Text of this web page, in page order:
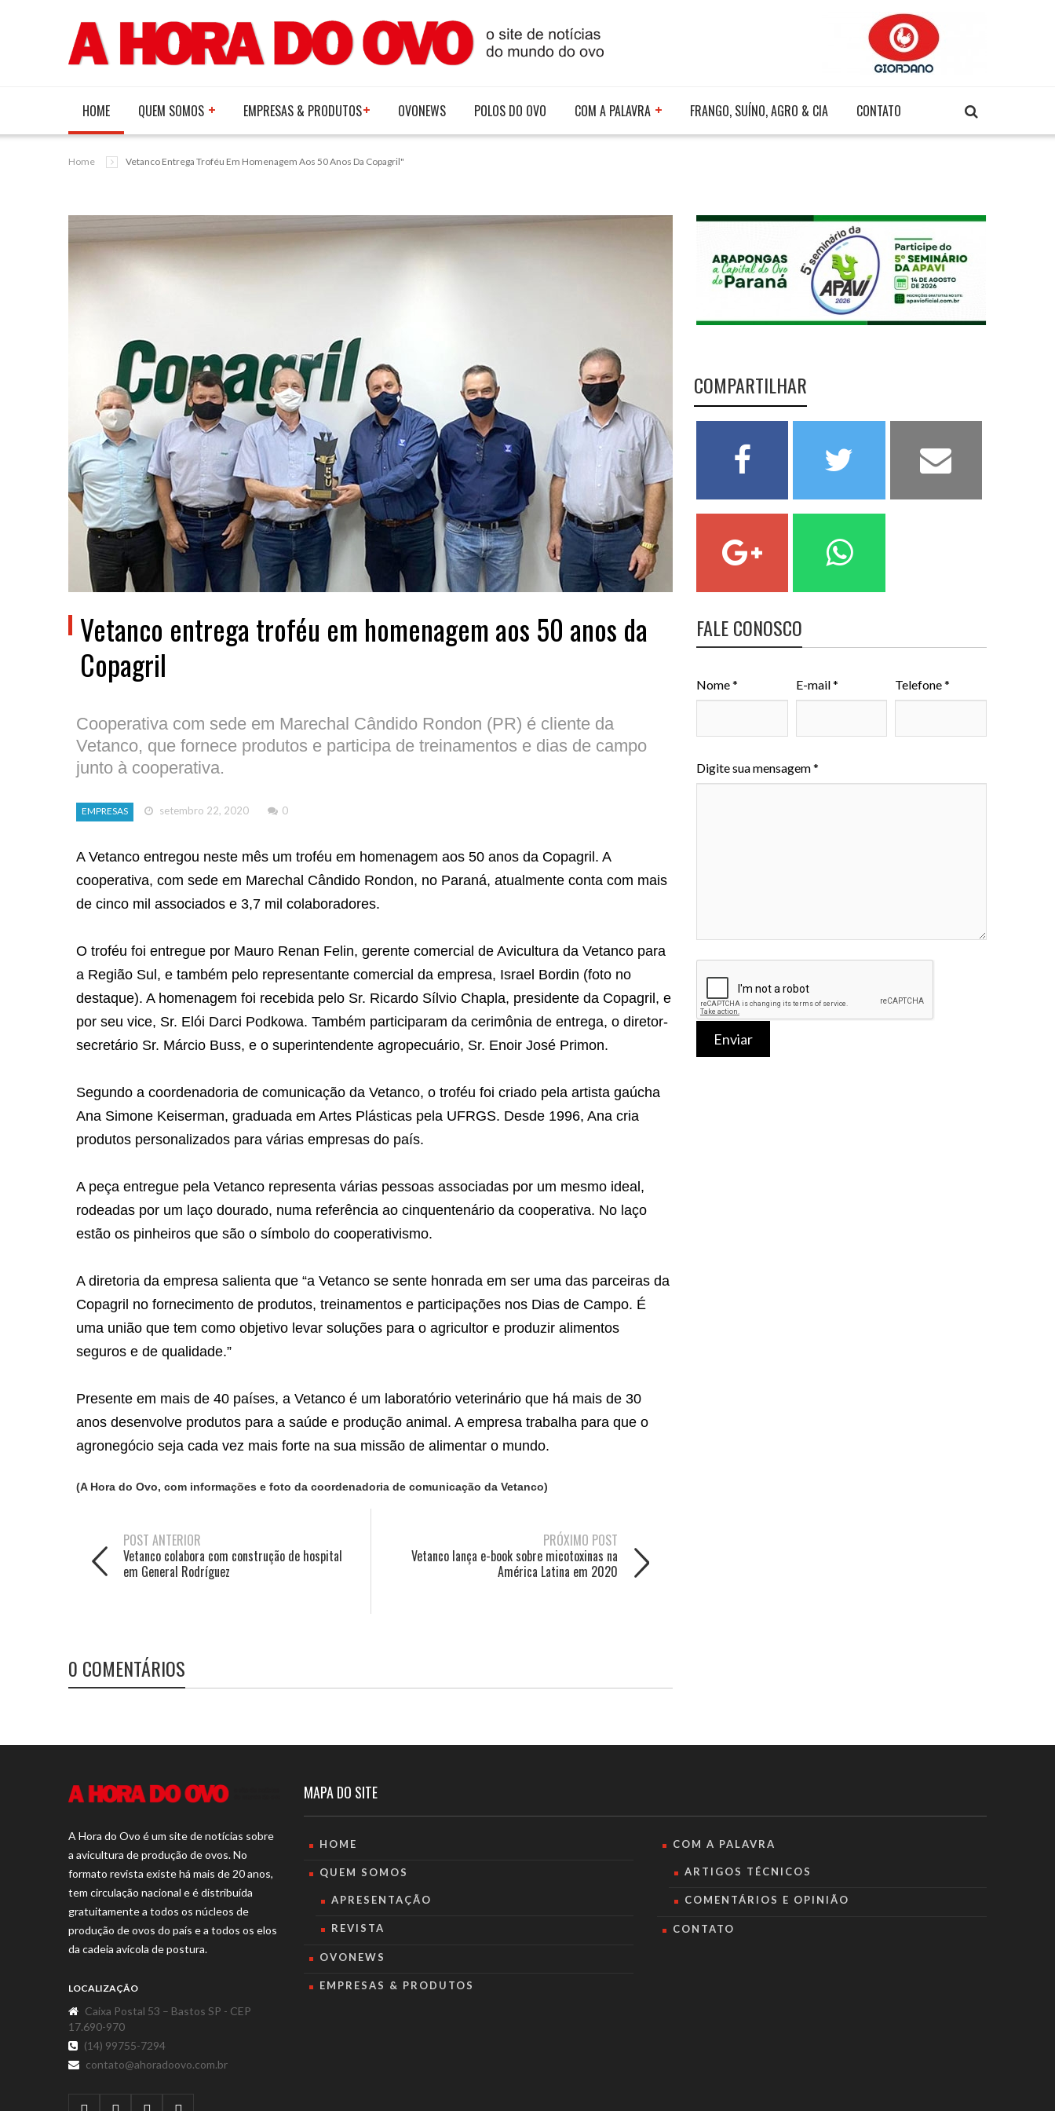
HOME QUEM SOMOS EMPRESAS & PRODUTOS OVONEWS POLOS DO OVO COM A PALAVRA FRANGO, SUÍNO, AGRO & CIA CONTATO
Home Vetanco Entrega Troféu Em Homenagem Aos 50 Anos Da Copagril"
Vetanco entrega troféu em homenagem aos 50 anos da
Copagril
Cooperativa com sede em Marechal Cândido Rondon (PR) é cliente da
Vetanco, que fornece produtos e participa de treinamentos e dias de campo
junto à cooperativa.
EMPRESAS setembro 22, 2020 0
A Vetanco entregou neste mês um troféu em homenagem aos 50 anos da Copagril. A
cooperativa, com sede em Marechal Cândido Rondon, no Paraná, atualmente conta com mais
de cinco mil associados e 3,7 mil colaboradores.
O troféu foi entregue por Mauro Renan Felin, gerente comercial de Avicultura da Vetanco para
a Região Sul, e também pelo representante comercial da empresa, Israel Bordin (foto no
destaque). A homenagem foi recebida pelo Sr. Ricardo Sílvio Chapla, presidente da Copagril, e
por seu vice, Sr. Elói Darci Podkowa. Também participaram da cerimônia de entrega, o diretor-
secretário Sr. Márcio Buss, e o superintendente agropecuário, Sr. Enoir José Primon.
Segundo a coordenadoria de comunicação da Vetanco, o troféu foi criado pela artista gaúcha
Ana Simone Keiserman, graduada em Artes Plásticas pela UFRGS. Desde 1996, Ana cria
produtos personalizados para várias empresas do país.
A peça entregue pela Vetanco representa várias pessoas associadas por um mesmo ideal,
rodeadas por um laço dourado, numa referência ao cinquentenário da cooperativa. No laço
estão os pinheiros que são o símbolo do cooperativismo.
A diretoria da empresa salienta que “a Vetanco se sente honrada em ser uma das parceiras da
Copagril no fornecimento de produtos, treinamentos e participações nos Dias de Campo. É
uma união que tem como objetivo levar soluções para o agricultor e produzir alimentos
seguros e de qualidade.”
Presente em mais de 40 países, a Vetanco é um laboratório veterinário que há mais de 30
anos desenvolve produtos para a saúde e produção animal. A empresa trabalha para que o
agronegócio seja cada vez mais forte na sua missão de alimentar o mundo.
(A Hora do Ovo, com informações e foto da coordenadoria de comunicação da Vetanco)
POST ANTERIOR
Vetanco colabora com construção de hospital
em General Rodríguez
PRÓXIMO POST
Vetanco lança e-book sobre micotoxinas na
América Latina em 2020
0 COMENTÁRIOS
COMPARTILHAR
FALE CONOSCO
Nome * E-mail * Telefone *
Digite sua mensagem *
Enviar
A Hora do Ovo é um site de notícias sobre
a avicultura de produção de ovos. No
formato revista existe há mais de 20 anos,
tem circulação nacional e é distribuída
gratuitamente a todos os núcleos de
produção de ovos do país e a todos os elos
da cadeia avícola de postura.
LOCALIZAÇÃO
Caixa Postal 53 – Bastos SP - CEP
17.690-970
(14) 99755-7294
contato@ahoradoovo.com.br
MAPA DO SITE
HOME
QUEM SOMOS
APRESENTAÇÃO
REVISTA
OVONEWS
EMPRESAS & PRODUTOS
COM A PALAVRA
ARTIGOS TÉCNICOS
COMENTÁRIOS E OPINIÃO
CONTATO